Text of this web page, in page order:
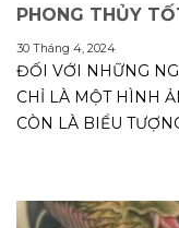
PHONG THỦY
30 Tháng 4, 2024
ĐỐI VỚI NHỮNG
CHỈ LÀ MỘT HÌNH
CÒN LÀ BIỂU